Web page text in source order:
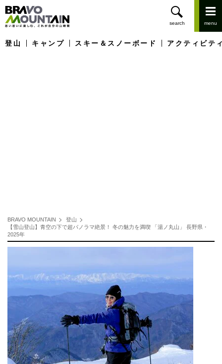
登山 キャンプ スキー＆スノーボード アクティビテ
BRAVO MOUNTAIN
登山
【雪山登山】青空の下で超パノラマ絶景！ 冬の魅力を満喫 「湯ノ丸山」 長野県・
2025年